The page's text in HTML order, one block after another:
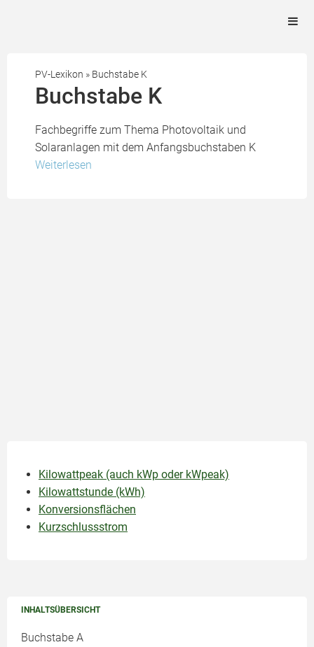
PV-Lexikon » Buchstabe K
Buchstabe K
Fachbegriffe zum Thema Photovoltaik und
Solaranlagen mit dem Anfangsbuchstaben K
Weiterlesen
INHALTSÜBERSICHT
Buchstabe A
Kilowattpeak (auch kWp oder kWpeak)
Kilowattstunde (kWh)
Konversionsflächen
Kurzschlussstrom